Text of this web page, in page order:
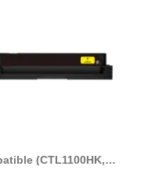
(CTL1100HK,
CTL1100HY)